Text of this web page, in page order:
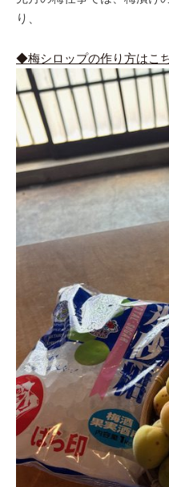
り、
◆梅シロップの作り方はこ